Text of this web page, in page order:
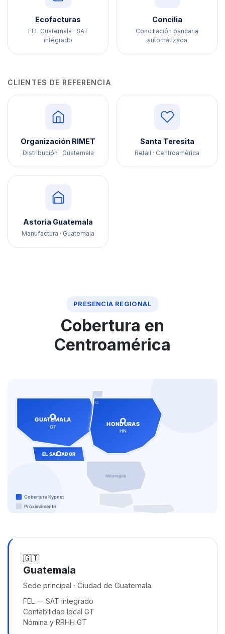
Ecofacturas
FEL Guatemala · SAT
integrado
Concilia
Conciliación bancaria
automatizada
CLIENTES DE REFERENCIA
Organización RIMET
Distribución · Guatemala
Santa Teresita
Retail · Centroamérica
Astoria Guatemala
Manufactura · Guatemala
PRESENCIA REGIONAL
Cobertura en
Centroamérica
🇬🇹
Guatemala
Sede principal · Ciudad de Guatemala
FEL — SAT integrado
Contabilidad local GT
Nómina y RRHH GT